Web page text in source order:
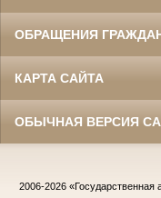
ОБРАЩЕНИЯ
КАРТА САЙТА
ОБЫЧНАЯ ВЕРСИЯ
2006-2026 «Государственная